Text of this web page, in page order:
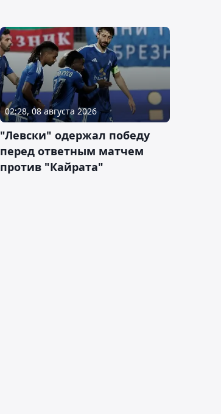
02:28, 08 августа 2026
"Левски" одержал победу
перед ответным матчем
против "Кайрата"